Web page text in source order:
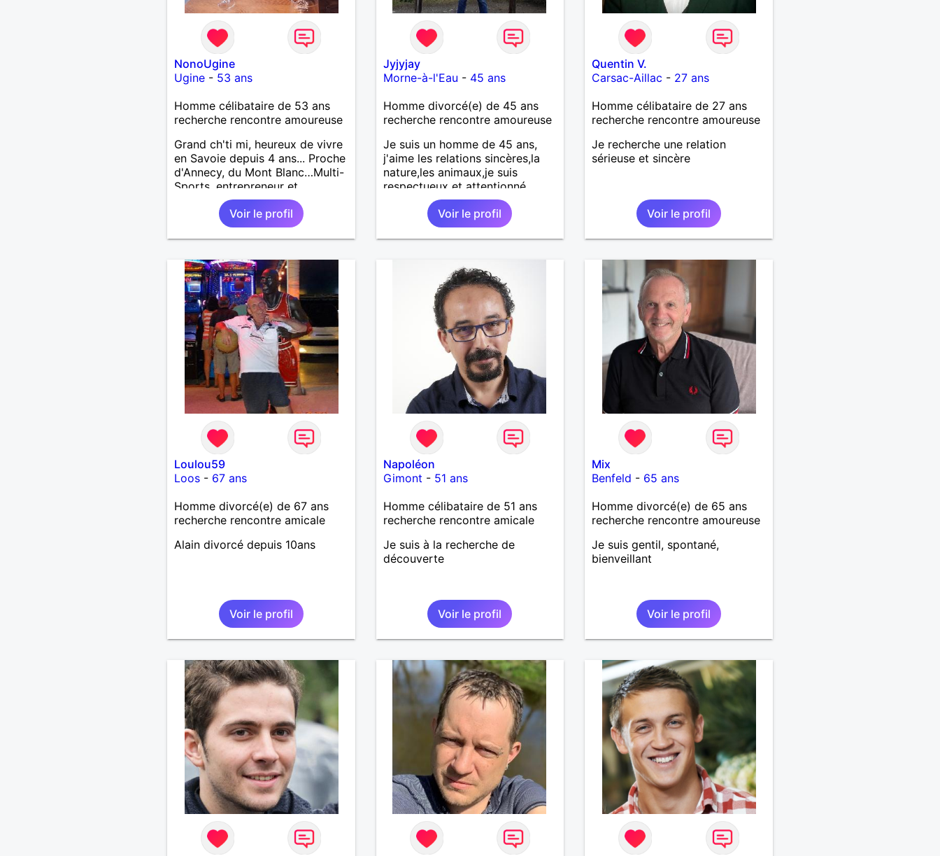
NonoUgine
Ugine- 53 ans
Homme célibataire de 53 ans
recherche rencontre amoureuse
Grand ch'ti mi, heureux de vivre
en Savoie depuis 4 ans... Proche
d'Annecy, du Mont Blanc…Multi-
Sports, entrepreneur et
bénévole au Fort de Lestal
73200 Marthod (Alt. 800m)…
Endroit "fabuleux" !…Enquêtes
et tu me trouveras !
Voir le profil
Jyjyjay
Morne-à-l'Eau - 45 ans
Homme divorcé(e) de 45 ans
recherche rencontre amoureuse
Je suis un homme de 45 ans,
j'aime les relations sincères,la
nature,les animaux,je suis
respectueux et attentionné
Voir le profil
Quentin V.
Carsac-Aillac - 27 ans
Homme célibataire de 27 ans
recherche rencontre amoureuse
Je recherche une relation
sérieuse et sincère
Voir le profil
Loulou59
Loos- 67 ans
Homme divorcé(e) de 67 ans
recherche rencontre amicale
Alain divorcé depuis 10ans
Voir le profil
Napoléon
Gimont - 51 ans
Homme célibataire de 51 ans
recherche rencontre amicale
Je suis à la recherche de
découverte
Voir le profil
Mix
Benfeld - 65 ans
Homme divorcé(e) de 65 ans
recherche rencontre amoureuse
Je suis gentil, spontané,
bienveillant
Voir le profil